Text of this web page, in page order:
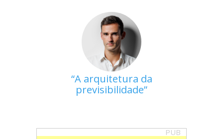
A arquitetura da
previsibilidade
PUB